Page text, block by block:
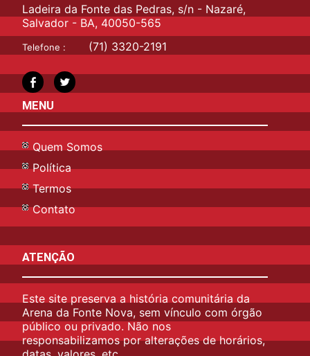
Ladeira da Fonte das Pedras, s/n - Nazaré,
Salvador - BA, 40050-565
Telefone : (71) 3320-2191
MENU
Quem Somos
Política
Termos
Contato
ATENÇÃO
Este site preserva a história comunitária da
Arena da Fonte Nova, sem vínculo com órgão
público ou privado. Não nos
responsabilizamos por alterações de horários,